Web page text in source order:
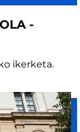
-
ikerketa.